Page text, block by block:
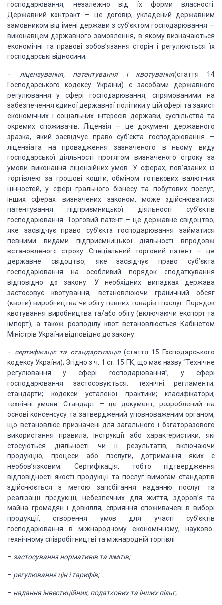
господарювання, незалежно від їх форми власності.
Державний контракт — це договір, укладений державним
замовником від імені держави з суб’єктом господарювання —
виконавцем державного замовлення, в якому визначаються
економічні та правові зобов’язання сторін і регулюються їх
господарські відносини;
– ліцензування, патентування і квотування(стаття 14
Господарського кодексу України) є засобами державного
регулювання у сфері господарювання, спрямованими на
забезпечення єдиної державної політики у цій сфері та захист
економічних і соціальних інтересів держави, суспільства та
окремих споживачів. Ліцензія — це документ державного
зразка, який засвідчує право суб’єкта господарювання —
ліцензіата на провадження зазначеного в ньому виду
господарської діяльності протягом визначеного строку за
умови виконання ліцензійних умов. У сферах, пов’язаних із
торгівлею за грошові кошти, обміном готівкових валютних
цінностей, у сфері грального бізнесу та побутових послуг,
інших сферах, визначених законом, може здійснюватися
патентування підприємницької діяльності суб’єктів
господарювання. Торговий патент — це державне свідоцтво,
яке засвідчує право суб’єкта господарювання займатися
певними видами підпри­ємницької діяльності впродовж
встановленого строку. Спеціальний торговий патент — це
державне свідоцтво, яке засвідчує право суб’єкта
господарювання на особливий порядок оподаткування
відповідно до закону. У необхідних випадках держава
застосовує квотування, встановлюючи граничний обсяг
(квоти) виробництва чи обігу певних товарів і послуг. Порядок
квотування виробництва та/або обігу (включаючи експорт та
імпорт), а також розподілу квот встановлюється Кабінетом
Міністрів України відповідно до закону.
– сертифікація та стандартизація(стаття 15 Господарського
кодексу України); Згідно з ч. 1 ст. 15 ГК, що має назву “Технічне
регулювання у сфері господарювання”, у сфері
господарювання застосовуються: технічні регламенти;
стандарти; кодекси усталеної практики; класифікатори;
технічні умови. Стандарт — це документ, розроблений на
основі консенсусу та затверджений уповноваженим органом,
що встановлює призначені для загального і багаторазового
використання правила, інструкції або характеристики, які
стосуються діяльності чи її результатів, включаючи
продукцію, процеси або послуги, дотримання яких є
необов’язковим. Сертифікація, тобто підтвердження
відповідності якості продукції та послуг вимогам стандартів
здійснюється з метою запобігання наданню послуг та
реалізації продукції, небезпечних для життя, здоров’я та
майна громадян і довкілля, сприяння споживачеві в виборі
продукції, створення умов для участі суб’єктів
господарювання в міжнародному економічному, науково-
технічному співробітництві та міжнародній торгівлі
– застосування нормативів та лімітів;
– регулювання цін і тарифів;
– надання інвестиційних, податкових та інших пільг;